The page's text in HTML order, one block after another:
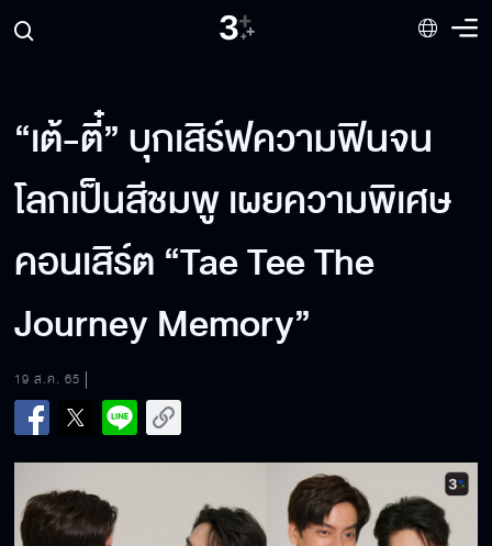
“เต้-ตี๋” บุกเสิร์ฟความฟินจน
โลกเป็นสีชมพู เผยความพิเศษ
คอนเสิร์ต “Tae Tee The
Journey Memory”
19 ส.ค. 65